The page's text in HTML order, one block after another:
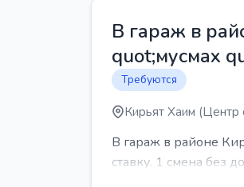
В гараж в
quot;мусмах
Требуются
Кирьят Хаим (Центр
В гараж в районе
ставку. 1 смена без